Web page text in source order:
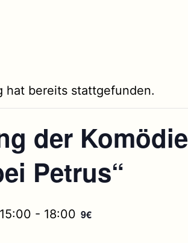
hat bereits stattgefunden.
der Komödie
Petrus“
- 18:00 9€